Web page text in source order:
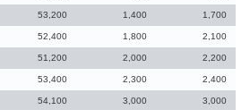
53,200 1,400 1,700
52,400 1,800 2,100
51,200 2,000 2,200
53,400 2,300 2,400
54,100 3,000 3,000